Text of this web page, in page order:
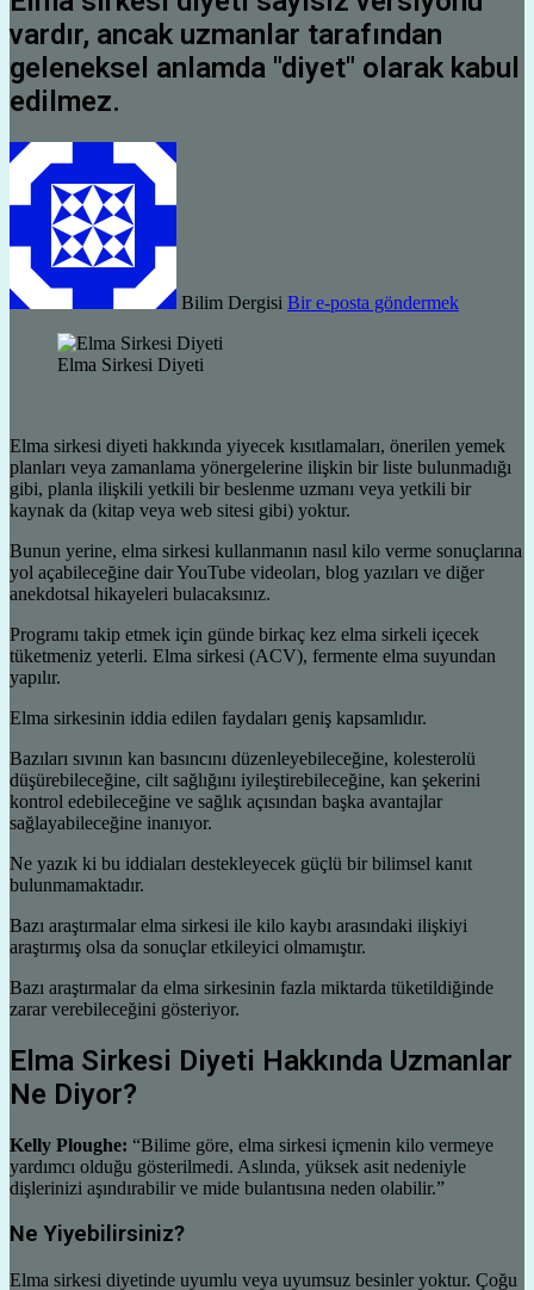
vardır, ancak uzmanlar tarafından
geleneksel anlamda "diyet" olarak kabul
edilmez.
Bilim Dergisi Bir e-posta göndermek
Elma Sirkesi Diyeti
Elma sirkesi diyeti hakkında yiyecek kısıtlamaları, önerilen yemek
planları veya zamanlama yönergelerine ilişkin bir liste bulunmadığı
gibi, planla ilişkili yetkili bir beslenme uzmanı veya yetkili bir
kaynak da (kitap veya web sitesi gibi) yoktur.
Bunun yerine, elma sirkesi kullanmanın nasıl kilo verme sonuçlarına
yol açabileceğine dair YouTube videoları, blog yazıları ve diğer
anekdotsal hikayeleri bulacaksınız.
Programı takip etmek için günde birkaç kez elma sirkeli içecek
tüketmeniz yeterli. Elma sirkesi (ACV), fermente elma suyundan
yapılır.
Elma sirkesinin iddia edilen faydaları geniş kapsamlıdır.
Bazıları sıvının kan basıncını düzenleyebileceğine, kolesterolü
düşürebileceğine, cilt sağlığını iyileştirebileceğine, kan şekerini
kontrol edebileceğine ve sağlık açısından başka avantajlar
sağlayabileceğine inanıyor.
Ne yazık ki bu iddiaları destekleyecek güçlü bir bilimsel kanıt
bulunmamaktadır.
Bazı araştırmalar elma sirkesi ile kilo kaybı arasındaki ilişkiyi
araştırmış olsa da sonuçlar etkileyici olmamıştır.
Bazı araştırmalar da elma sirkesinin fazla miktarda tüketildiğinde
zarar verebileceğini gösteriyor.
Elma Sirkesi Diyeti Hakkında Uzmanlar
Ne Diyor?
Kelly Ploughe: “Bilime göre, elma sirkesi içmenin kilo vermeye
yardımcı olduğu gösterilmedi. Aslında, yüksek asit nedeniyle
dişlerinizi aşındırabilir ve mide bulantısına neden olabilir.”
Ne Yiyebilirsiniz?
Elma sirkesi diyetinde uyumlu veya uyumsuz besinler yoktur. Çoğu